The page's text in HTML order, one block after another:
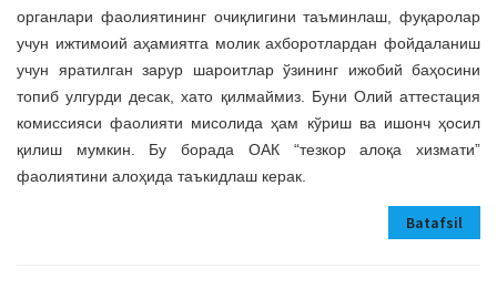
органлари фаолиятининг очиқлигини таъминлаш, фуқаролар
учун ижтимоий аҳамиятга молик ахборотлардан фойдаланиш
учун яратилган зарур шароитлар ўзининг ижобий баҳосини
топиб улгурди десак, хато қилмаймиз. Буни Олий аттестация
комиссияси фаолияти мисолида ҳам кўриш ва ишонч ҳосил
қилиш мумкин. Бу борада ОАК “тезкор алоқа хизмати”
фаолиятини алоҳида таъкидлаш керак.
Batafsil